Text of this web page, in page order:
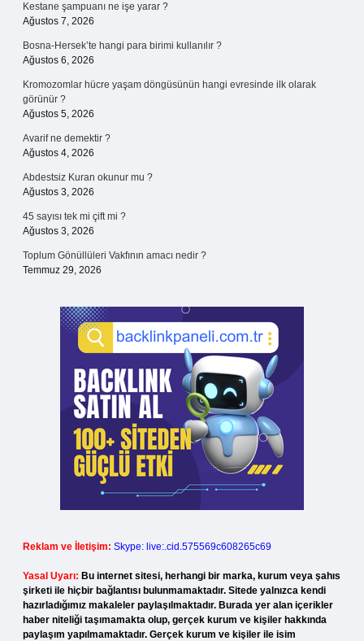
Kestane şampuanı ne işe yarar ?
Ağustos 7, 2026
Bosna-Hersek’te hangi para birimi kullanılır ?
Ağustos 6, 2026
Kromozomlar hücre yaşam döngüsünün hangi evresinde ilk olarak
görünür ?
Ağustos 5, 2026
Avarif ne demektir ?
Ağustos 4, 2026
Abdestsiz Kuran okunur mu ?
Ağustos 3, 2026
45 sayısı tek mi çift mi ?
Ağustos 3, 2026
Toplum Gönüllüleri Vakfının amacı nedir ?
Temmuz 29, 2026
Reklam ve İletişim: Skype: live:.cid.575569c608265c69
Yasal Uyarı: Bu internet sitesi, herhangi bir marka, kurum veya şahıs
şirketi ile hiçbir bağlantısı bulunmamaktadır. Sitede yalnızca kendi
hazırladığımız makaleler paylaşılmaktadır. Burada yer alan içerikler
haber niteliği taşımamakta olup, gerçek kurum ve kişiler hakkında
paylaşım yapılmamaktadır. Gerçek kurum ve kişiler ile isim